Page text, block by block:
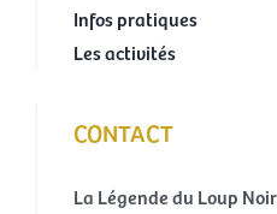
Infos pratiques
Les activités
CONTACT
La Légende du Loup Noir